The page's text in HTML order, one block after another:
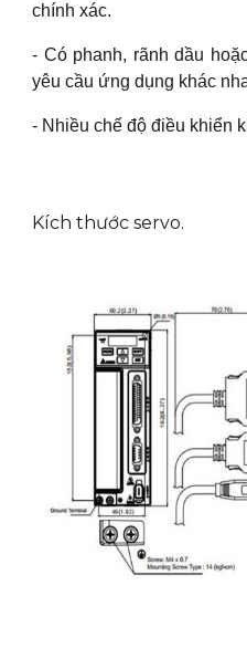
chính xác.
- Có phanh, rãnh dầu
yêu cầu ứng dụng khác
- Nhiều chế độ điều khiển
Kích thước servo.